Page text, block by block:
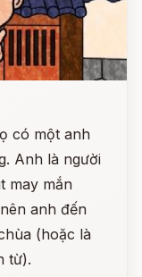
có một anh
Anh là người
may mắn
anh đến
(hoặc là
từ).